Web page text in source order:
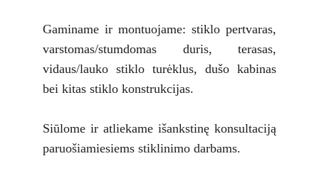
Gaminame ir montuojame: stiklo pertvaras,
varstomas/stumdomas duris, terasas,
vidaus/lauko stiklo turėklus, dušo kabinas
bei kitas stiklo konstrukcijas.
Siūlome ir atliekame išankstinę konsultaciją
paruošiamiesiems stiklinimo darbams.